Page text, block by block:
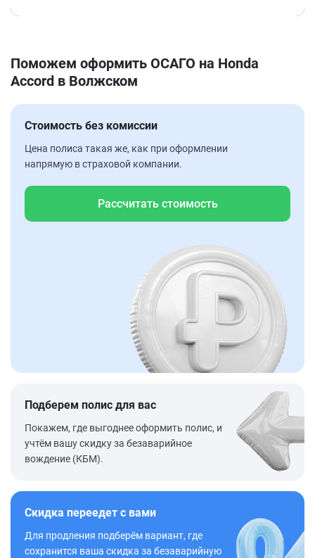
Поможем оформить ОСАГО на Honda
Accord в Волжском
Стоимость без комиссии
Цена полиса такая же, как при оформлении
напрямую в страховой компании.
Рассчитать стоимость
Подберем полис для вас
Покажем, где выгоднее оформить полис, и
учтём вашу скидку за безаварийное
вождение (КБМ).
Скидка переедет с вами
Для продления подберём вариант, где
сохранится ваша скидка за безаварийную